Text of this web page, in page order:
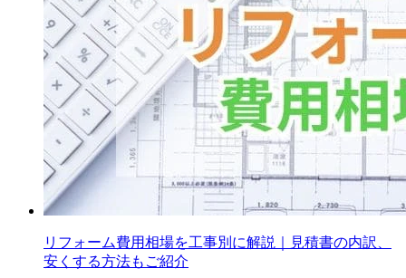
リフォーム費用相場を工事別に解説｜見積書の内訳、
安くする方法もご紹介